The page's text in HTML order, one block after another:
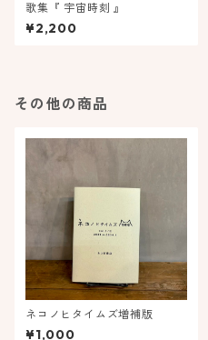
歌集『 宇宙時刻 』
¥2,200
その他の商品
ネコノヒタイムズ増補版
¥1,000